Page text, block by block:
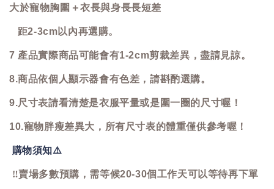
大於寵物胸圍＋衣長與身長長短差
距2-3cm以內再選購。
7 產品實際商品可能會有1-2cm剪裁差異，盡請見諒。
8.商品依個人顯示器會有色差，請斟酌選購。
9.尺寸表請看清楚是衣服平量或是圍一圈的尺寸喔！
10.寵物胖瘦差異大，所有尺寸表的體重僅供參考喔！
購物須知⚠️
‼️賣場多數預購，需等候20-30個工作天可以等待再下單